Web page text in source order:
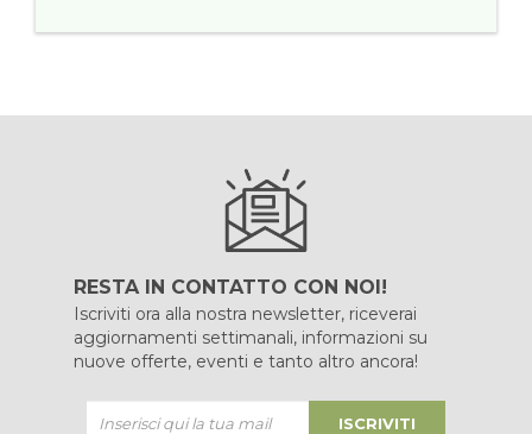
RESTA IN CONTATTO CON NOI!
Iscriviti ora alla nostra newsletter, riceverai
aggiornamenti settimanali, informazioni su
nuove offerte, eventi e tanto altro ancora!
ISCRIVITI